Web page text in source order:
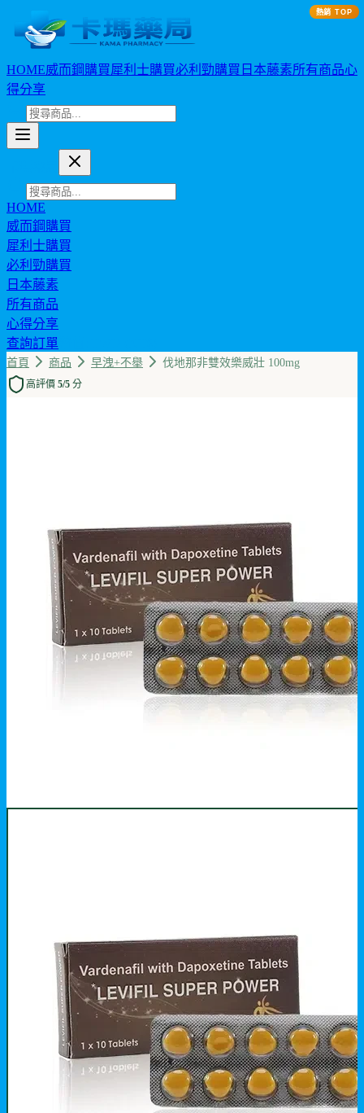
HOME威而鋼購買犀利士購買必利勁購買 日本藤素所有商品心
得分享
HOME
威而鋼購買
犀利士購買
必利勁購買
日本藤素
所有商品
心得分享
查詢訂單
首頁 商品 早洩+不舉 伐地那非雙效樂威壯 100mg
高評價 5/5 分
熱銷 TOP